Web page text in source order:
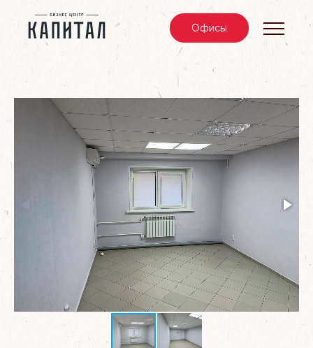
Офисы